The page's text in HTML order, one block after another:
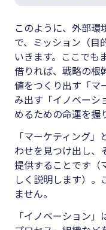
このように、外部環
で、ミッション（目
いきます。ここでも
借りれば、戦略の根
値をつくり出す「マ
み出す「イノベーシ
めるための命運を握
「マーケティング
わせを見つけ出し、
提供することです（
しく説明します）
ません。
「イノベーション